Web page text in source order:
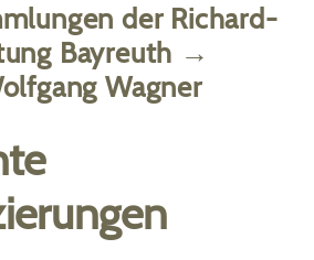
der Richard-
Bayreuth →
Wagner